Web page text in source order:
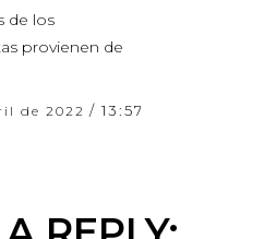
de los
provienen de
de 2022 / 13:57